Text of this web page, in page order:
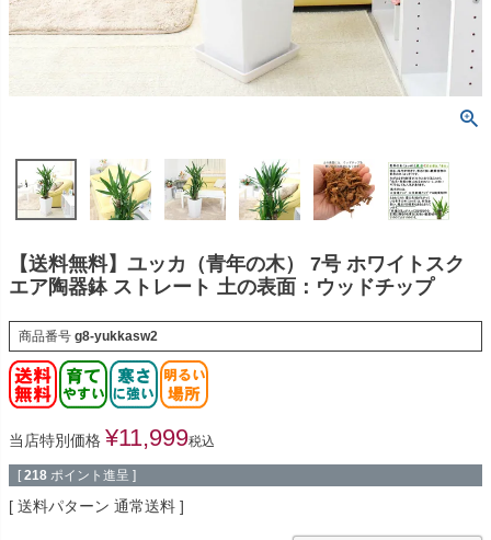
【送料無料】ユッカ（青年の木） 7号 ホワイトスク
エア陶器鉢 ストレート 土の表面：ウッドチップ
商品番号 g8-yukkasw2
当店特別価格 ¥11,999税込
[ 218 ポイント進呈 ]
送料パターン 通常送料